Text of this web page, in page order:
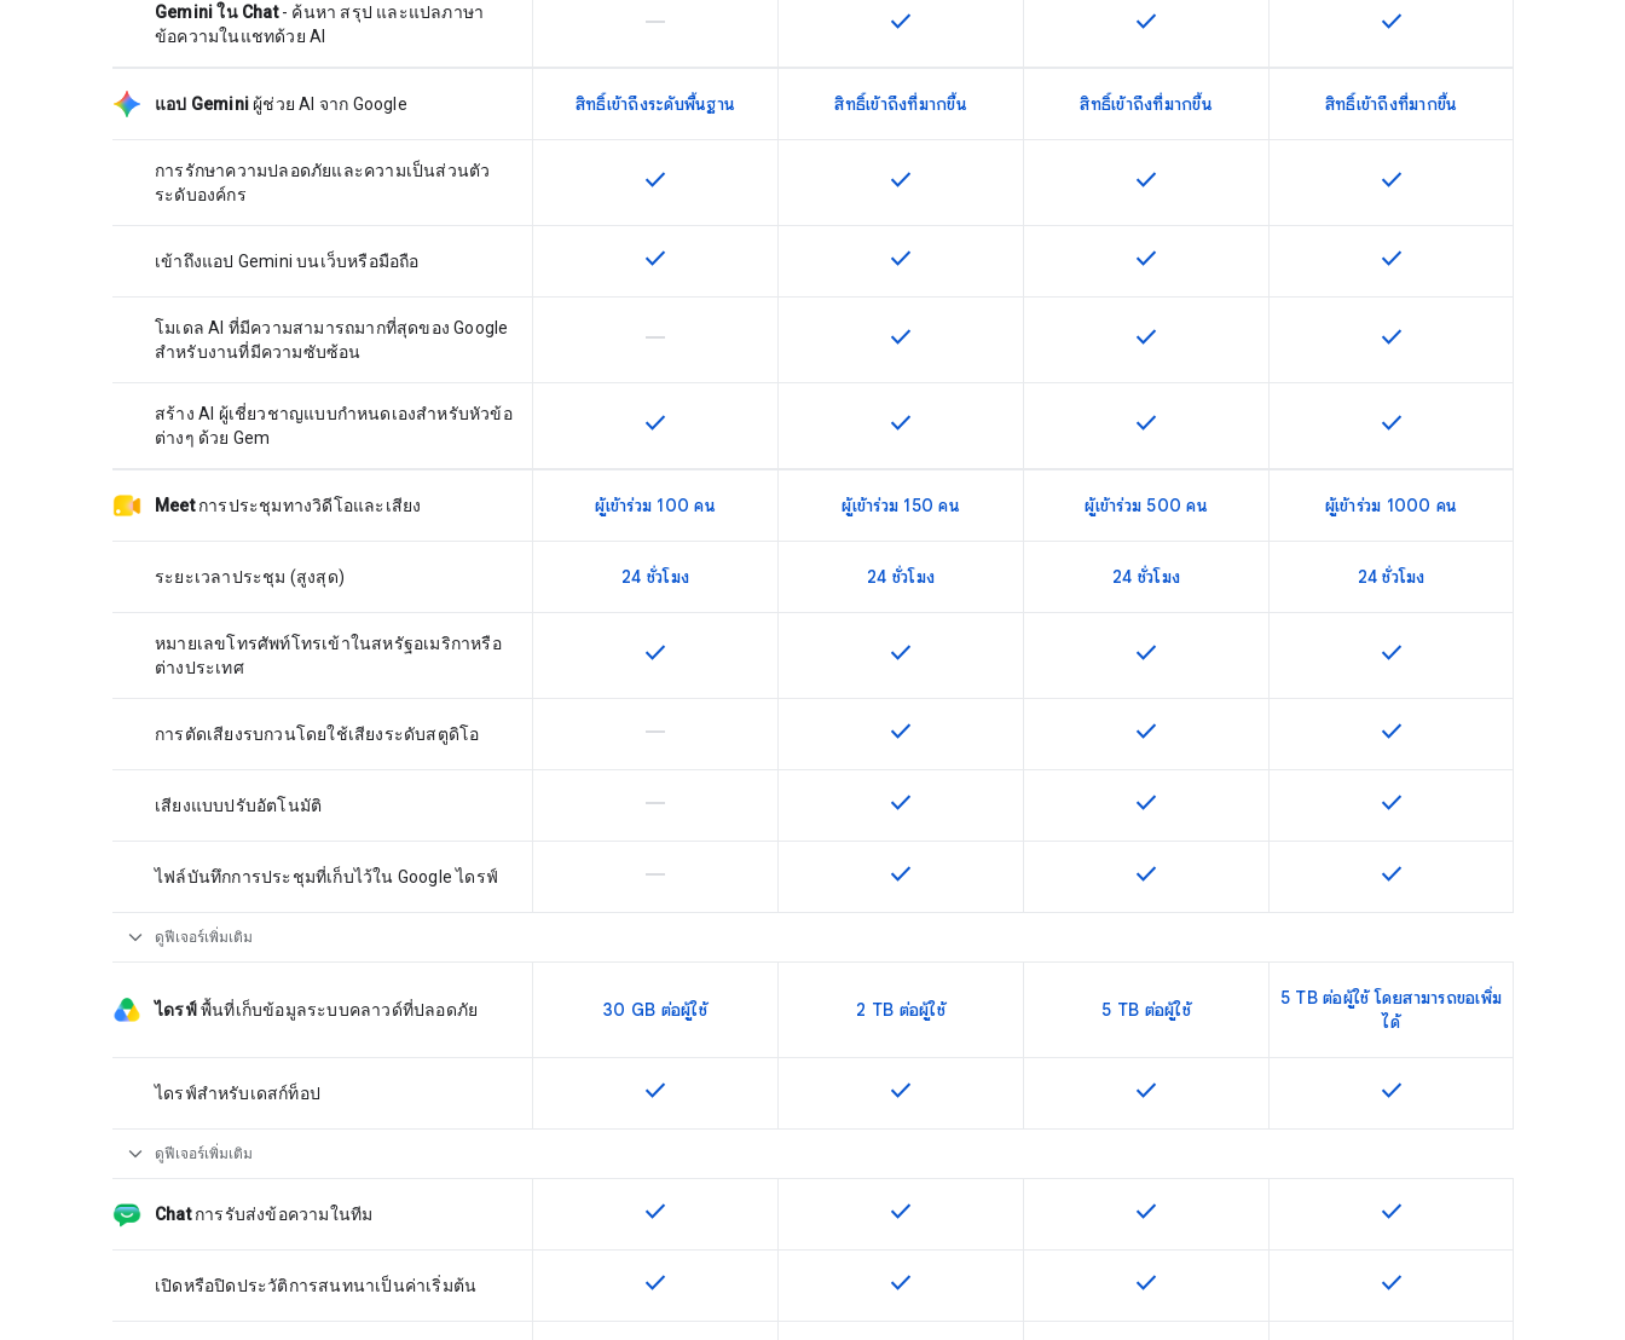
Gemini ใน Chat- ค้นหา สรุป และแปลภาษา
ข้อความในแชทด้วย AI
ฟีเจอร์นี้ใช้ไม่ได้กับ SKU นี้
horizontal_rule ฟีเจอร์นี้ใช้ได้กับ SKU
check ฟีเจอร์นี้ใช้ได้กับ SKU
check ฟีเจอร์นี้ใช้ได้กับ SKU
check
แอป Gemini ผู้ช่วย AI จาก Google สิทธิ์เข้าถึงระดับพื้นฐาน สิทธิ์เข้าถึงที่มากขึ้น สิทธิ์เข้าถึงที่มากขึ้น สิทธิ์เข้าถึงที่มากขึ้น
การรักษาความปลอดภัยและความเป็นส่วนตัว
ระดับองค์กร
ฟีเจอร์นี้ใช้ได้กับ SKU
check ฟีเจอร์นี้ใช้ได้กับ SKU
check ฟีเจอร์นี้ใช้ได้กับ SKU
check ฟีเจอร์นี้ใช้ได้กับ SKU
check
เข้าถึงแอป Gemini บนเว็บหรือมือถือ ฟีเจอร์นี้ใช้ได้กับ SKU
check ฟีเจอร์นี้ใช้ได้กับ SKU
check ฟีเจอร์นี้ใช้ได้กับ SKU
check ฟีเจอร์นี้ใช้ได้กับ SKU
check
โมเดล AI ที่มีความสามารถมากที่สุดของ Google
สำหรับงานที่มีความซับซ้อน
ฟีเจอร์นี้ใช้ไม่ได้กับ SKU นี้
horizontal_rule ฟีเจอร์นี้ใช้ได้กับ SKU
check ฟีเจอร์นี้ใช้ได้กับ SKU
check ฟีเจอร์นี้ใช้ได้กับ SKU
check
สร้าง AI ผู้เชี่ยวชาญแบบกำหนดเองสำหรับหัวข้อ
ต่างๆ ด้วย Gem
ฟีเจอร์นี้ใช้ได้กับ SKU
check ฟีเจอร์นี้ใช้ได้กับ SKU
check ฟีเจอร์นี้ใช้ได้กับ SKU
check ฟีเจอร์นี้ใช้ได้กับ SKU
check
Meet การประชุมทางวิดีโอและเสียง ผู้เข้าร่วม 100 คน ผู้เข้าร่วม 150 คน ผู้เข้าร่วม 500 คน ผู้เข้าร่วม 1000 คน
ระยะเวลาประชุม (สูงสุด) 24 ชั่วโมง 24 ชั่วโมง 24 ชั่วโมง 24 ชั่วโมง
หมายเลขโทรศัพท์โทรเข้าในสหรัฐอเมริกาหรือ
ต่างประเทศ
ฟีเจอร์นี้ใช้ได้กับ SKU
check ฟีเจอร์นี้ใช้ได้กับ SKU
check ฟีเจอร์นี้ใช้ได้กับ SKU
check ฟีเจอร์นี้ใช้ได้กับ SKU
check
การตัดเสียงรบกวนโดยใช้เสียงระดับสตูดิโอ ฟีเจอร์นี้ใช้ไม่ได้กับ SKU นี้
horizontal_rule ฟีเจอร์นี้ใช้ได้กับ SKU
check ฟีเจอร์นี้ใช้ได้กับ SKU
check ฟีเจอร์นี้ใช้ได้กับ SKU
check
เสียงแบบปรับอัตโนมัติ ฟีเจอร์นี้ใช้ไม่ได้กับ SKU นี้
horizontal_rule ฟีเจอร์นี้ใช้ได้กับ SKU
check ฟีเจอร์นี้ใช้ได้กับ SKU
check ฟีเจอร์นี้ใช้ได้กับ SKU
check
ไฟล์บันทึกการประชุมที่เก็บไว้ใน Google ไดรฟ์ ฟีเจอร์นี้ใช้ไม่ได้กับ SKU นี้
horizontal_rule ฟีเจอร์นี้ใช้ได้กับ SKU
check ฟีเจอร์นี้ใช้ได้กับ SKU
check ฟีเจอร์นี้ใช้ได้กับ SKU
check
expand_more ดูฟีเจอร์เพิ่มเติม
ไดรฟ์ พื้นที่เก็บข้อมูลระบบคลาวด์ที่ปลอดภัย 30 GB ต่อผู้ใช้ 2 TB ต่อผู้ใช้ 5 TB ต่อผู้ใช้
5 TB ต่อผู้ใช้ โดยสามารถขอเพิ่ม
ได้
ไดรฟ์สำหรับเดสก์ท็อป ฟีเจอร์นี้ใช้ได้กับ SKU
check ฟีเจอร์นี้ใช้ได้กับ SKU
check ฟีเจอร์นี้ใช้ได้กับ SKU
check ฟีเจอร์นี้ใช้ได้กับ SKU
check
expand_more ดูฟีเจอร์เพิ่มเติม
Chat การรับส่งข้อความในทีม ฟีเจอร์นี้ใช้ได้กับ SKU
check ฟีเจอร์นี้ใช้ได้กับ SKU
check ฟีเจอร์นี้ใช้ได้กับ SKU
check ฟีเจอร์นี้ใช้ได้กับ SKU
check
เปิดหรือปิดประวัติการสนทนาเป็นค่าเริ่มต้น ฟีเจอร์นี้ใช้ได้กับ SKU
check ฟีเจอร์นี้ใช้ได้กับ SKU
check ฟีเจอร์นี้ใช้ได้กับ SKU
check ฟีเจอร์นี้ใช้ได้กับ SKU
check